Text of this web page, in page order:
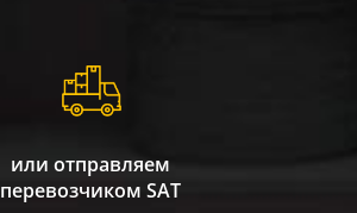
или отправляем
перевозчиком SAT